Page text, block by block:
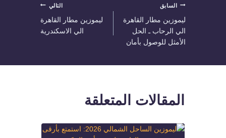
تصفّح
المقالات
السابق
ليموزين مطار القاهرة
الي الرحاب ـ الحل
الأمثل للوصول بأمان
التالي
ليموزين مطار القاهرة
الي الاسكندرية
المقالات المتعلقة